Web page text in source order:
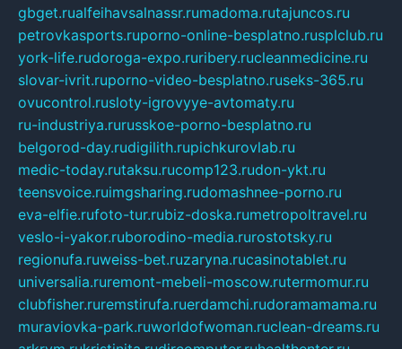
gbget.rualfeihavsalnassr.rumadoma.rutajuncos.ru
petrovkasports.ruporno-online-besplatno.rusplclub.ru
york-life.rudoroga-expo.ruribery.rucleanmedicine.ru
slovar-ivrit.ruporno-video-besplatno.ruseks-365.ru
ovucontrol.rusloty-igrovyye-avtomaty.ru
ru-industriya.rurusskoe-porno-besplatno.ru
belgorod-day.rudigilith.rupichkurovlab.ru
medic-today.rutaksu.rucomp123.rudon-ykt.ru
teensvoice.ruimgsharing.rudomashnee-porno.ru
eva-elfie.rufoto-tur.rubiz-doska.rumetropoltravel.ru
veslo-i-yakor.ruborodino-media.rurostotsky.ru
regionufa.ruweiss-bet.ruzaryna.rucasinotablet.ru
universalia.ruremont-mebeli-moscow.rutermomur.ru
clubfisher.ruremstirufa.ruerdamchi.rudoramamama.ru
muraviovka-park.ruworldofwoman.ruclean-dreams.ru